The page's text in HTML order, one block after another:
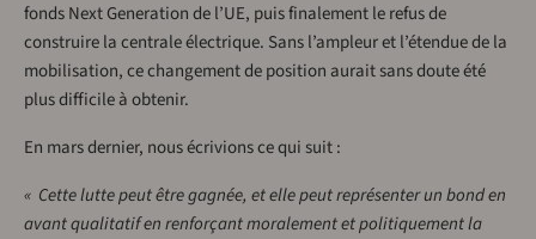
fonds Next Generation de l’UE, puis finalement le refus de
construire la centrale électrique. Sans l’ampleur et l’étendue de la
mobilisation, ce changement de position aurait sans doute été
plus difficile à obtenir.
En mars dernier, nous écrivions ce qui suit :
« Cette lutte peut être gagnée, et elle peut représenter un bond en
avant qualitatif en renforçant moralement et politiquement la